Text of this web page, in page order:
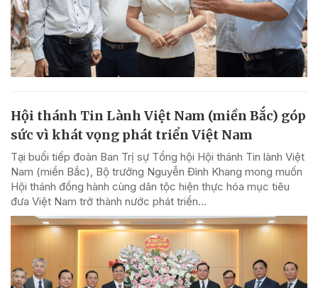
Hội thánh Tin Lành Việt Nam (miền Bắc) góp
sức vì khát vọng phát triển Việt Nam
Tại buổi tiếp đoàn Ban Trị sự Tổng hội Hội thánh Tin lành Việt
Nam (miền Bắc), Bộ trưởng Nguyễn Đình Khang mong muốn
Hội thánh đồng hành cùng dân tộc hiện thực hóa mục tiêu
đưa Việt Nam trở thành nước phát triển...